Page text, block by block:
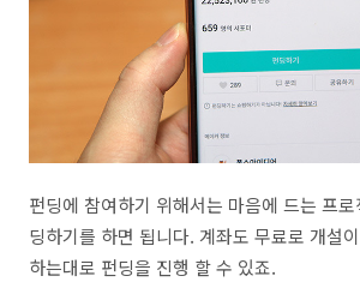
펀딩에 참여하기 위해서는 마음에 드는 프
딩하기를 하면 됩니다. 계좌도 무료로 개설
하는대로 펀딩을 진행 할 수 있죠.